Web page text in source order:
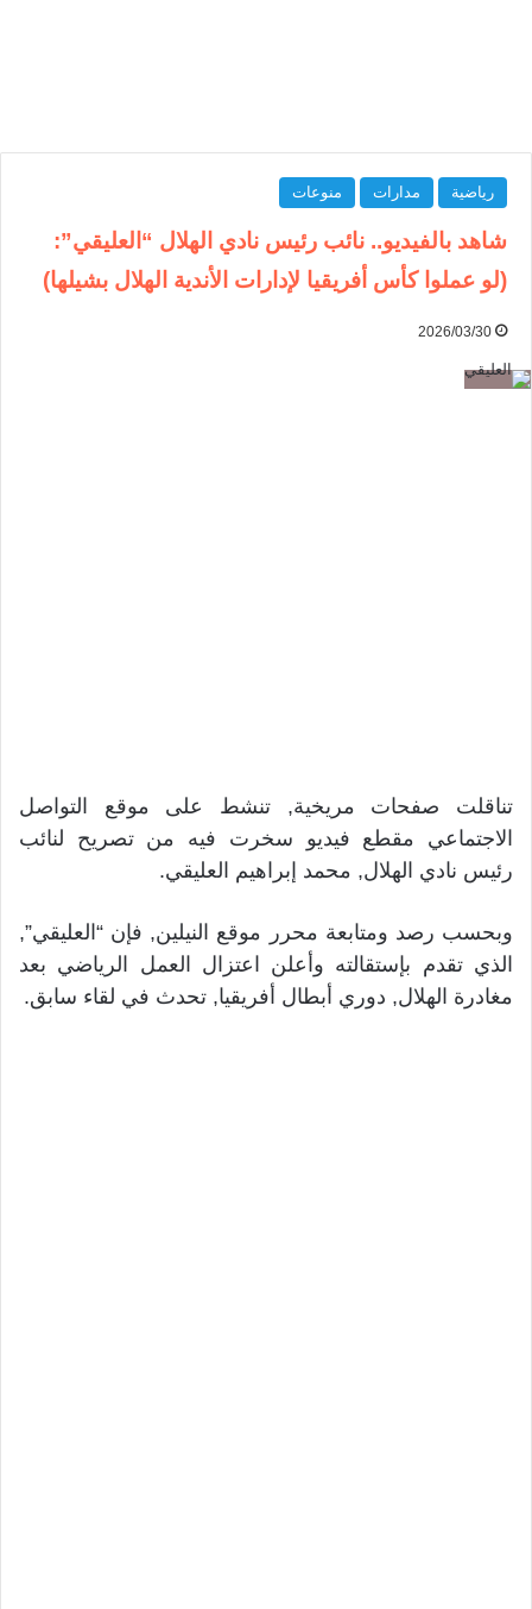
رياضية مدارات منوعات
شاهد بالفيديو.. نائب رئيس نادي الهلال “العليقي”:
(لو عملوا كأس أفريقيا لإدارات الأندية الهلال بشيلها)
2026/03/30
تناقلت صفحات مريخية, تنشط على موقع التواصل
الاجتماعي مقطع فيديو سخرت فيه من تصريح لنائب
رئيس نادي الهلال, محمد إبراهيم العليقي.
وبحسب رصد ومتابعة محرر موقع النيلين, فإن “العليقي”,
الذي تقدم بإستقالته وأعلن اعتزال العمل الرياضي بعد
مغادرة الهلال, دوري أبطال أفريقيا, تحدث في لقاء سابق.